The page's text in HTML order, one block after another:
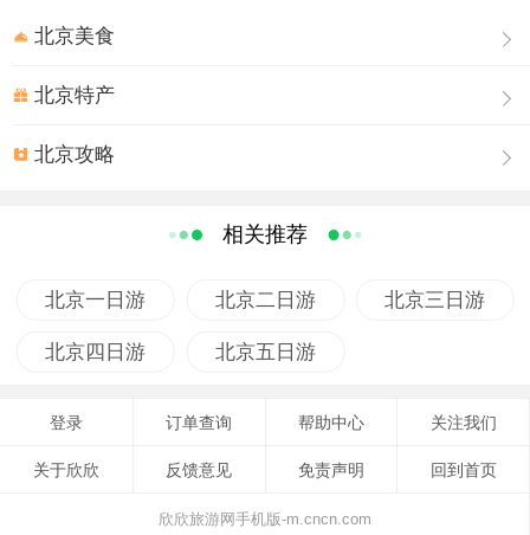
北京美食
北京特产
北京攻略
相关推荐
北京一日游 北京二日游 北京三日游
北京四日游 北京五日游
登录 订单查询 帮助中心 关注我们
关于欣欣 反馈意见 免责声明 回到首页
欣欣旅游网手机版-m.cncn.com